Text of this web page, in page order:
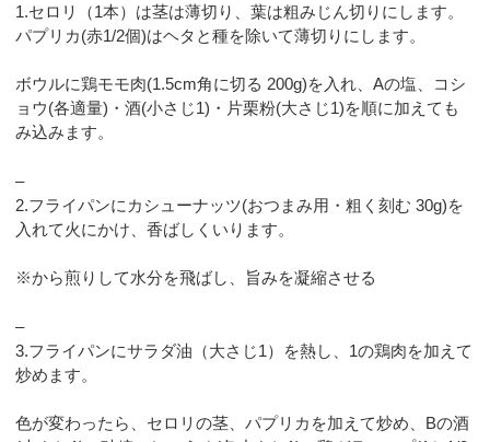
1.セロリ（1本）は茎は薄切り、葉は粗みじん切りにします。
パプリカ(赤1/2個)はヘタと種を除いて薄切りにします。
ボウルに鶏モモ肉(1.5cm角に切る 200g)を入れ、Aの塩、コシ
ョウ(各適量)・酒(小さじ1)・片栗粉(大さじ1)を順に加えても
み込みます。
–
2.フライパンにカシューナッツ(おつまみ用・粗く刻む 30g)を
入れて火にかけ、香ばしくいります。
※から煎りして水分を飛ばし、旨みを凝縮させる
–
3.フライパンにサラダ油（大さじ1）を熱し、1の鶏肉を加えて
炒めます。
色が変わったら、セロリの茎、パプリカを加えて炒め、Bの酒